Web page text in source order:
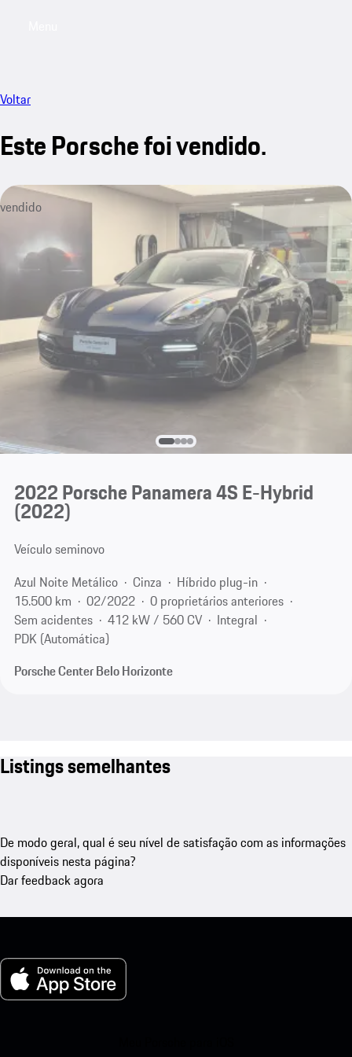
Voltar
Este Porsche foi vendido.
vendido
2022 Porsche Panamera 4S E-Hybrid
(2022)
Veículo seminovo
Azul Noite Metálico
Cinza
Híbrido plug-in
15.500 km
02/2022
0 proprietários anteriores
Sem acidentes
412 kW / 560 CV
Integral
PDK (Automática)
Porsche Center Belo Horizonte
Listings semelhantes
De modo geral, qual é seu nível de satisfação com as informações
disponíveis nesta página?
Dar feedback agora